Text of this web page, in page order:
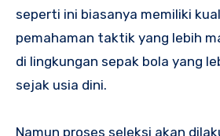
seperti ini biasanya memiliki
pemahaman taktik yang lebih
di lingkungan sepak bola yang
sejak usia dini.
Namun proses seleksi akan